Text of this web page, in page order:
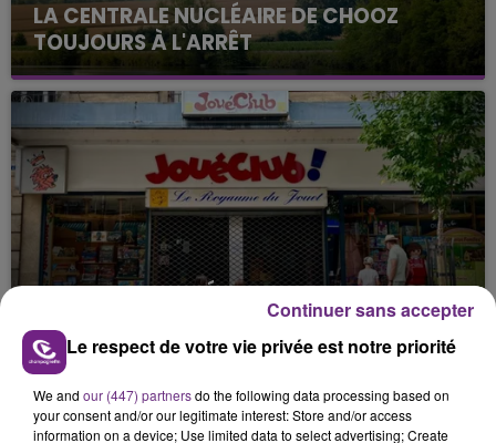
LA CENTRALE NUCLÉAIRE DE CHOOZ
TOUJOURS À L'ARRÊT
Cela fait déjà une semaine que la centrale
nucléaire ardennaise est à l'arrêt. Une situation
justifiée par la sécheresse intense qui est toujours
présente.
LE MAGASIN JOUÉCLUB DE REIMS FERME
C'était l'une des institutions du centre-ville
rémois. Le magasin JouéClub est contraint de
fermer ses portes.
TITRES DIFFUSÉS
Le respect de votre vie privée est notre priorité
We and our (447) partnersdo the following data processing based on
your consent and/or our legitimate interest: Store and/or access
information on a device; Use limited data to select advertising; Create
Continuer sans accepter